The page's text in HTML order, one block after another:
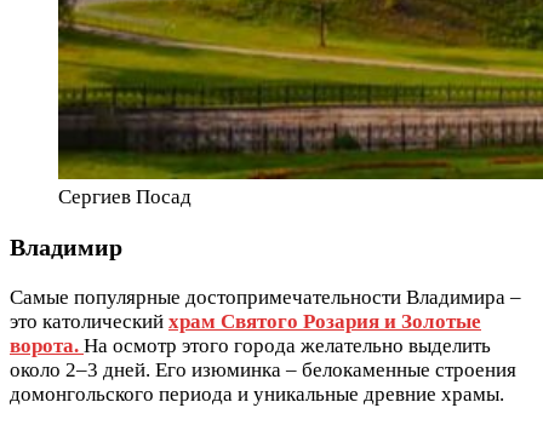
Сергиев Посад
Владимир
Самые популярные достопримечательности Владимира –
это католический храм Святого Розария и Золотые
ворота. На осмотр этого города желательно выделить
около 2–3 дней. Его изюминка – белокаменные строения
домонгольского периода и уникальные древние храмы.